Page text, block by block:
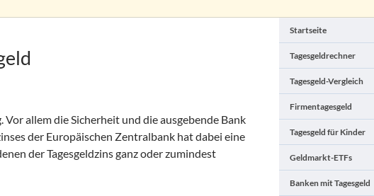
allem die Sicherheit und die ausgebende Bank
der Europäischen Zentralbank hat dabei eine
der Tagesgeldzins ganz oder zumindest
Startseite
Tagesgeldrechner
Tagesgeld-Vergleich
Firmentagesgeld
Tagesgeld für Kinder
Geldmarkt-ETFs
Banken mit Tagesgeld